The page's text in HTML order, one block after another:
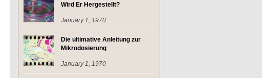
Wird Er Hergestellt?
January 1, 1970
Die ultimative Anleitung zur
Mikrodosierung
January 1, 1970